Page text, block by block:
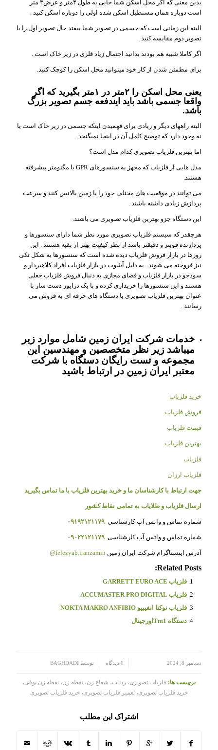
بدین معنی که اگر محل اسکن شما جایی به طول ۴متر و عرض۳ متر
است دوباره همان مستطیل اسکن شده اولی را دوباره اسکن کنید .
البته این زمانی است که جسمی در تصویر شما بیفتد حال تصویر اول را با
تصویر دوم مقایسه کنید .
اگر کاملا شبیه هم بودند بدانید احتمال زیاد فلزی در زیر خاک است .
برای مطمئن شدن از کار خود میتوانید محل اسکن را کوچک کنید.
یعنی محل اسکن را ۲متر در ۱متر بگیرید که اگر
واقعا جسمی باشد باید ایندفعه جسم تصویر بزرگ
باشد.
البته راههای دیگر و زیادی برای فهمیدن اینکه جسمی در زیر خاک است یا
نه وجود دارد که توضیح کامل آن در اینجا نمیگنجد .
اما بهترین فلزیاب تصویری کدام مدل است؟
مدل هایی از فلزیاب که مجهز به سنسورهای GPR یا مگنومتر پیشرفته
هستند.
می توانند در موقعیت های مختلف خود را با زمین بالانس کنند و سرعت
پردازش زیادی داشته باشند .
این دستگاه جزو بهترین فلزیاب تصویری می باشند.
هرچقدر که سیستم فلزیاب تصویری مورد نظر شما دارای سنسورها و
پردازنده قویتر و دقیقتر باشد از نظر کیفیت بهتر از بقیه هستند . این
روزها در بازار فروش فلزیاب دیده شده است که سنسورها به شکل تکی
نیز فروخته می شوند . به دلیل آشوب در بازار فلزیاب افراد کلاهبردار و
سودجو در بازار فلزیاب و فضای مجازی به دنبال فروش فلزیاب جعلی
هستند و این سنسورها را خریداری کرده و با یک درایور دست ساز با
عنوان بهترین فلزیاب تصویری یا دستگاه های حرفه ای به فروش می
رسانند .
خدمات شرکت ایران زمین شامل موارد زیر
میباشد زیر نظر متخصصین و مهندسین این
مجموعه و تست رایگان دستگاه با شرکت
معتبر ایران زمین در ارتباط باشید
خرید فلزیاب
فروش فلزیاب
قیمت فلزیاب
بهترین فلزیاب
فلزیاب
فلزیاب ارزان
جهت ارتباط با کارشناسان ما و خرید بهترین فلزیاب با ما تماس بگیرید
ارسال فلزیاب و طلایاب به تمامی نقاط کشور
شماره تماس و واتس آپ کارشناسی ۰۹۱۹۲۱۲۱۱۷۹
شماره تماس و واتس آپ کارشناسی ۰۹۰۲۲۱۲۱۱۷۹
آدرس اینستاگرام شرکت ایران زمین felezyab.iranzamin@
Related Posts:
فلزیاب GARRETT EURO ACE
فلزیاب ACCUMASTER PRO DIGITAL
فلزیاب نوکتا انفیبیو NOKTA MAKRO ANFIBIO
دستگاه Tm1اورجینال
دسامبر 8, 2024 0 دیدگاه توسط BAGHDADI
برچسب ها: فلزیاب تصویری، ردیاب، شعاع زن، نقطه زن، نقطه زن بوقی،
خرید فلزیاب تصویری، تعمیر فلزیاب تصویری، خرید فلزیاب تصویری
اشتراک این مطلب